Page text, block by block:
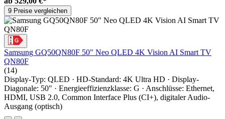
9 Preise vergleichen
Samsung GQ50QN80F 50" Neo QLED 4K Vision AI Smart TV
QN80F
(14)
Display-Typ: QLED · HD-Standard: 4K Ultra HD · Display-
Diagonale: 50" · Energieeffizienzklasse: G · Anschlüsse: Ethernet,
HDMI, USB 2.0, Common Interface Plus (CI+), digitaler Audio-
Ausgang (optisch)